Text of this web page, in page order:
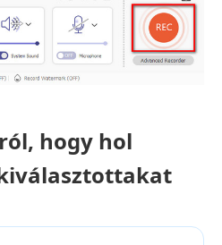
hogy hol